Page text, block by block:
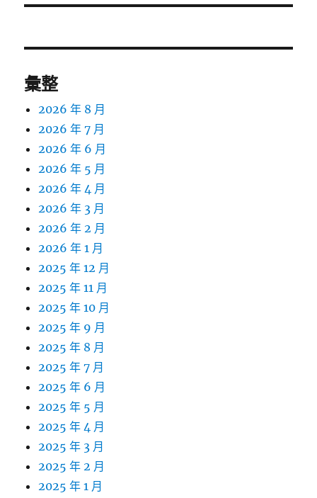
文
彙整
2026 年 8 月
2026 年 7 月
2026 年 6 月
2026 年 5 月
2026 年 4 月
2026 年 3 月
2026 年 2 月
2026 年 1 月
2025 年 12 月
2025 年 11 月
2025 年 10 月
2025 年 9 月
2025 年 8 月
2025 年 7 月
2025 年 6 月
2025 年 5 月
2025 年 4 月
2025 年 3 月
2025 年 2 月
2025 年 1 月